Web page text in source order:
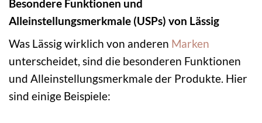
Besondere Funktionen und
Alleinstellungsmerkmale (USPs) von Lässig
Was Lässig wirklich von anderen Marken
unterscheidet, sind die besonderen Funktionen
und Alleinstellungsmerkmale der Produkte. Hier
sind einige Beispiele: